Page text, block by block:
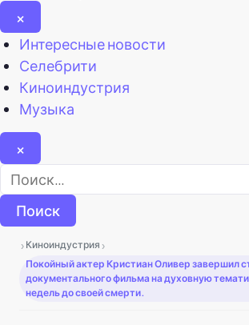
×
Закрыть
меню
Интересные новости
Селебрити
Киноиндустрия
Музыка
×
Найти:
› Киноиндустрия ›
Покойный актер Кристиан Оливер завершил
документального фильма на духовную
недель до своей смерти.